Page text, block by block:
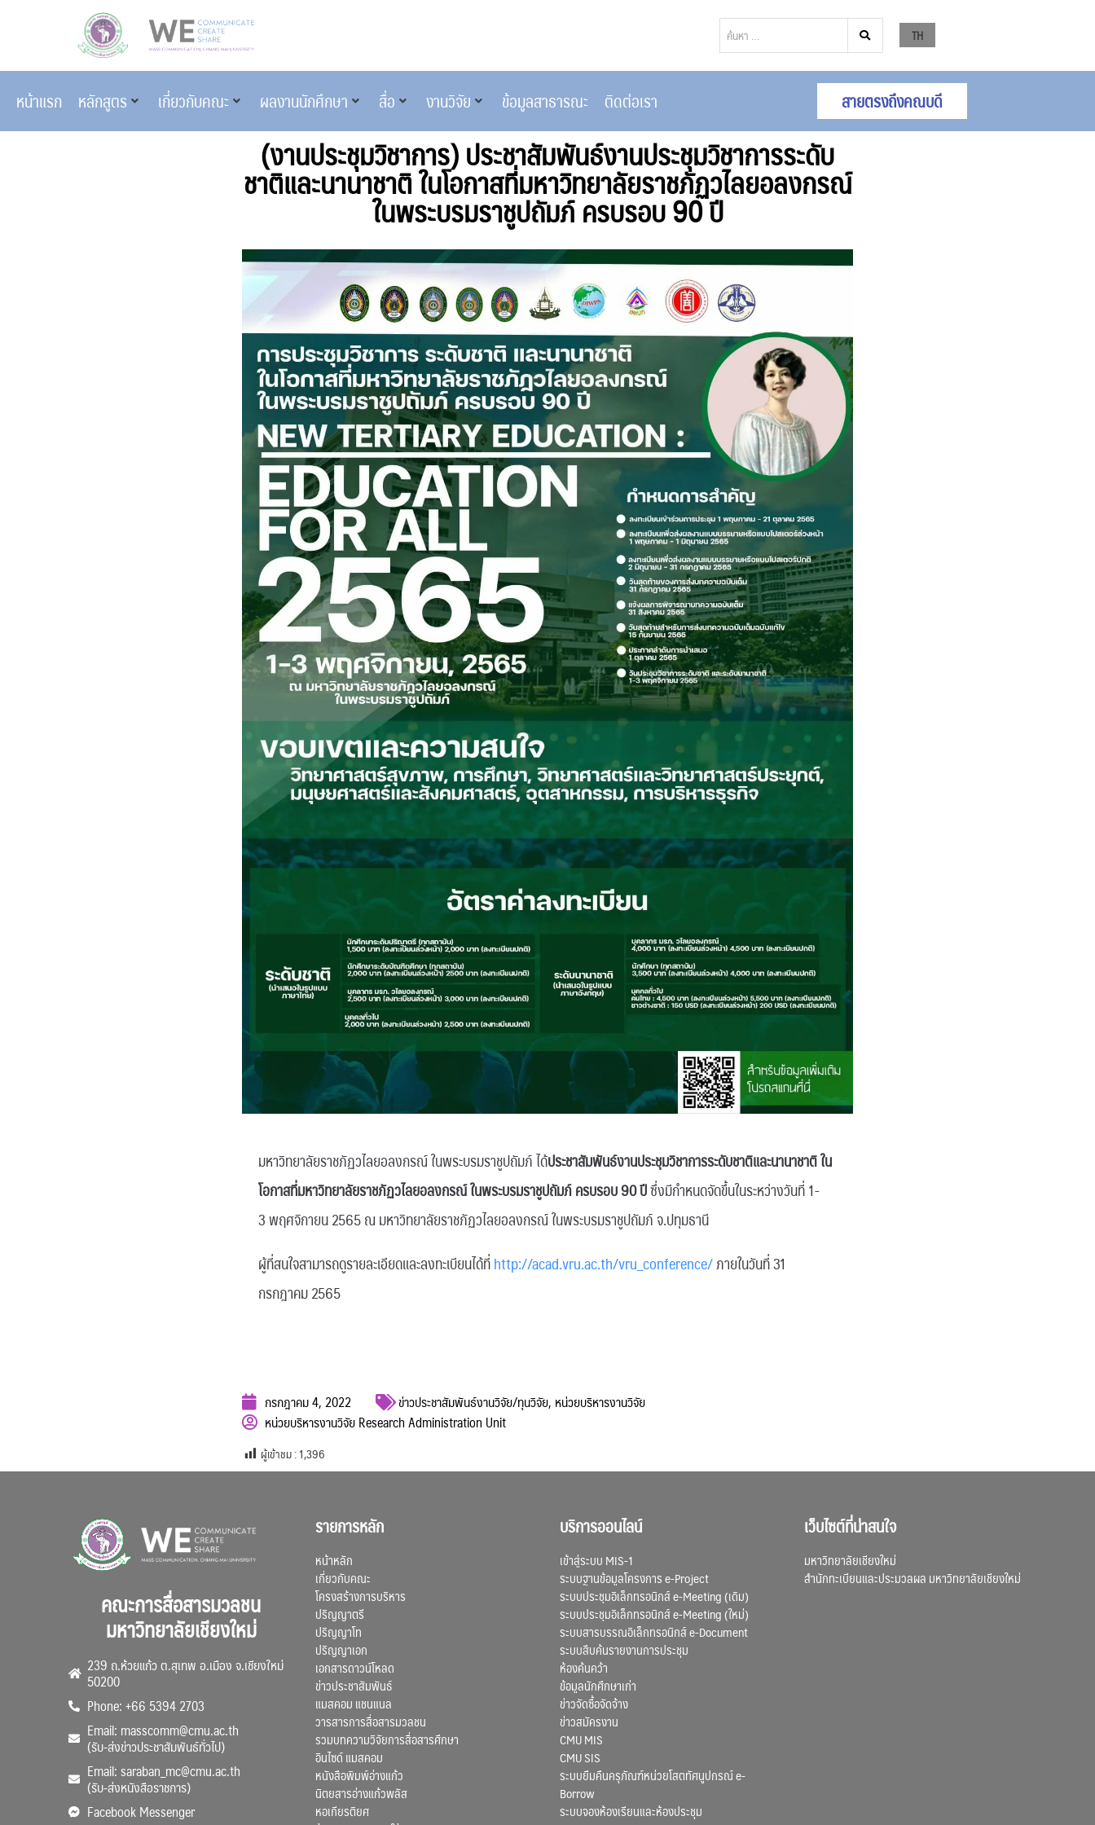
TH
หน้าแรก หลักสูตร เกี่ยวกับคณะ ผลงานนักศึกษา สื่อ งานวิจัย ข้อมูลสาธารณะ ติดต่อเรา สายตรงถึงคณบดี
(งานประชุมวิชาการ) ประชาสัมพันธ์งานประชุมวิชาการระดับ
ชาติและนานาชาติ ในโอกาสที่มหาวิทยาลัยราชภัฏวไลยอลงกรณ์
ในพระบรมราชูปถัมภ์ ครบรอบ 90 ปี
มหาวิทยาลัยราชภัฏวไลยอลงกรณ์ ในพระบรมราชูปถัมภ์ ได้ประชาสัมพันธ์งานประชุมวิชาการระดับชาติและนานาชาติ ใน
โอกาสที่มหาวิทยาลัยราชภัฏวไลยอลงกรณ์ในพระบรมราชูปถัมภ์ ครบรอบ 90 ปีซึ่งมีกำหนดจัดขึ้นในระหว่างวันที่ 1-
3 พฤศจิกายน 2565 ณ มหาวิทยาลัยราชภัฏวไลยอลงกรณ์ ในพระบรมราชูปถัมภ์ จ.ปทุมธานี
ผู้ที่สนใจสามารถดูรายละเอียดและลงทะเบียนได้ที่http://acad.vru.ac.th/vru_conference/ภายในวันที่ 31
กรกฎาคม 2565
กรกฎาคม 4, 2022 ข่าวประชาสัมพันธ์งานวิจัย/ทุนวิจัย, หน่วยบริหารงานวิจัย
หน่วยบริหารงานวิจัย Research Administration Unit
ผู้เข้าชม :1,396
คณะการสื่อสารมวลชน
มหาวิทยาลัยเชียงใหม่
239 ถ.ห้วยแก้ว ต.สุเทพ อ.เมือง จ.เชียงใหม่
50200
Phone: +66 5394 2703
Email: masscomm@cmu.ac.th
(รับ-ส่งข่าวประชาสัมพันธ์ทั่วไป)
Email: saraban_mc@cmu.ac.th
(รับ-ส่งหนังสือราชการ)
Facebook Messenger
รายการหลัก
หน้าหลัก
เกี่ยวกับคณะ
โครงสร้างการบริหาร
ปริญญาตรี
ปริญญาโท
ปริญญาเอก
เอกสารดาวน์โหลด
ข่าวประชาสัมพันธ์
แมสคอม แชนแนล
วารสารการสื่อสารมวลชน
รวมบทความวิจัยการสื่อสารศึกษา
อินไซด์ แมสคอม
หนังสือพิมพ์อ่างแก้ว
นิตยสารอ่างแก้วพลัส
หอเกียรติยศ
บริการออนไลน์
เข้าสู่ระบบ MIS-1
ระบบฐานข้อมูลโครงการ e-Project
ระบบประชุมอิเล็กทรอนิกส์ e-Meeting (เดิม)
ระบบประชุมอิเล็กทรอนิกส์ e-Meeting (ใหม่)
ระบบสารบรรณอิเล็กทรอนิกส์ e-Document
ระบบสืบค้นรายงานการประชุม
ห้องค้นคว้า
ข้อมูลนักศึกษาเก่า
ข่าวจัดซื้อจัดจ้าง
ข่าวสมัครงาน
CMU MIS
CMU SIS
ระบบยืมคืนครุภัณฑ์หน่วยโสตทัศนูปกรณ์ e-
Borrow
ระบบจองห้องเรียนและห้องประชุม
เว็บไซต์ที่น่าสนใจ
มหาวิทยาลัยเชียงใหม่
สำนักทะเบียนและประมวลผล มหาวิทยาลัยเชียงใหม่